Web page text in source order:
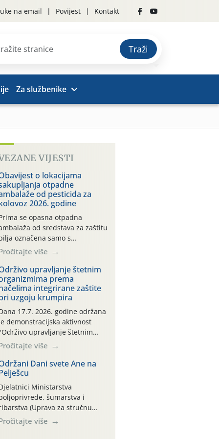
na email Povijest Kontakt
Traži
Za službenike
VIJESTI
o lokacijama
otpadne
od pesticida za
2026. godine
se opasna otpadna
od sredstava za zaštitu
označena samo s
i oznakom
CROCPA EKO MODEL:
ambalaža kao i
drugih proizvoda koji
sredstva za zaštitu bilja
(npr. ambalaža od mineralnih
se ne prihvaća.
je osiguran
povrat prazne
isključivo ovih tvrtki:
MAKS, AGRONOM,
TKI* (PINUS […]
više
upravljanje štetnim
prema
integrirane zaštite
uzgoju krumpira
17.7. 2026. godine održana
demonstracijska aktivnost
upravljanje štetnim
prema načelima
integrirane zaštite pri uzgoju
na pokusnom polju
kraj naselja Belica
parcela ID 2445031)
dio Međimurske
više
Dani svete Ane na
Ministarstva
šumarstva i
(Uprava za stručnu
razvoju poljoprivrede)
sudjelovali su na tradicionalnom
više